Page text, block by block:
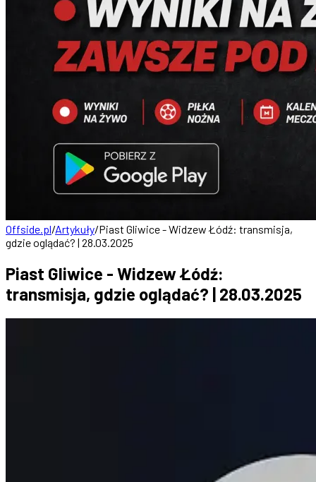
Offside.pl/Artykuły/Piast Gliwice - Widzew Łódź: transmisja,
gdzie oglądać? | 28.03.2025
Piast Gliwice - Widzew Łódź:
transmisja, gdzie oglądać? | 28.03.2025